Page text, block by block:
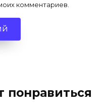
комментариев.
понравиться